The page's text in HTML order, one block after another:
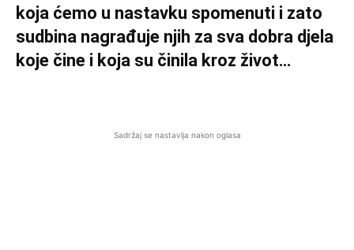
koja ćemo u nastavku spomenuti i zato
sudbina nagrađuje njih za sva dobra djela
koje čine i koja su činila kroz život…
Sadržaj se nastavlja nakon oglasa